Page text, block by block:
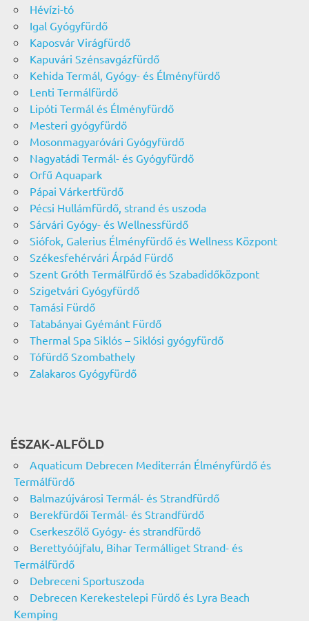
Hévízi-tó
Igal Gyógyfürdő
Kaposvár Virágfürdő
Kapuvári Szénsavgázfürdő
Kehida Termál, Gyógy- és Élményfürdő
Lenti Termálfürdő
Lipóti Termál és Élményfürdő
Mesteri gyógyfürdő
Mosonmagyaróvári Gyógyfürdő
Nagyatádi Termál- és Gyógyfürdő
Orfű Aquapark
Pápai Várkertfürdő
Pécsi Hullámfürdő, strand és uszoda
Sárvári Gyógy- és Wellnessfürdő
Siófok, Galerius Élményfürdő és Wellness Központ
Székesfehérvári Árpád Fürdő
Szent Gróth Termálfürdő és Szabadidőközpont
Szigetvári Gyógyfürdő
Tamási Fürdő
Tatabányai Gyémánt Fürdő
Thermal Spa Siklós – Siklósi gyógyfürdő
Tófürdő Szombathely
Zalakaros Gyógyfürdő
ÉSZAK-ALFÖLD
Aquaticum Debrecen Mediterrán Élményfürdő és
Termálfürdő
Balmazújvárosi Termál- és Strandfürdő
Berekfürdői Termál- és Strandfürdő
Cserkeszőlő Gyógy- és strandfürdő
Berettyóújfalu, Bihar Termálliget Strand- és
Termálfürdő
Debreceni Sportuszoda
Debrecen Kerekestelepi Fürdő és Lyra Beach
Kemping